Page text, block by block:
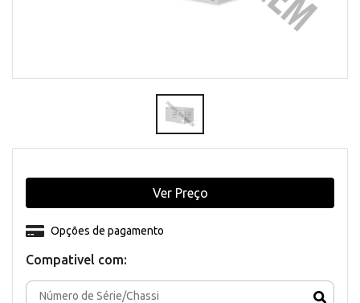
Compativel com:
Opções de pagamento
Ver Preço